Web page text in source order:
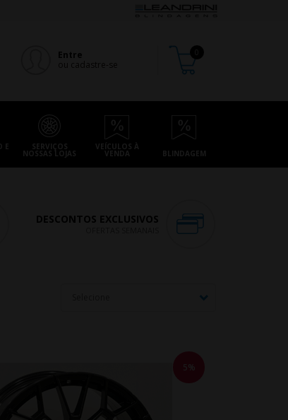
Entre
ou cadastre-se
E SERVIÇOS
NOSSAS LOJAS
VEÍCULOS À
VENDA BLINDAGEM
DESCONTOS EXCLUSIVOS